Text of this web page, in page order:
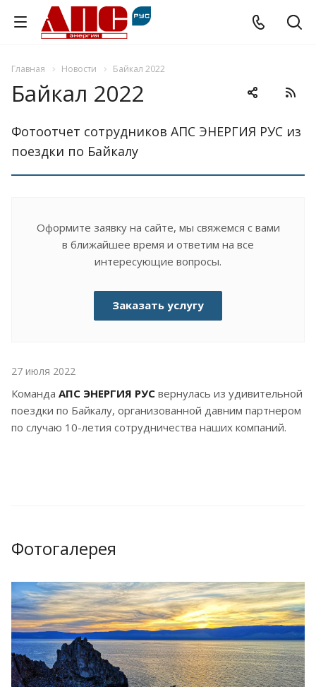
Главная Новости Байкал 2022
Байкал 2022
Фотоотчет сотрудников АПС ЭНЕРГИЯ РУС из
поездки по Байкалу
Оформите заявку на сайте, мы свяжемся с вами
в ближайшее время и ответим на все
интересующие вопросы.
Заказать услугу
27 июля 2022
Команда АПС ЭНЕРГИЯ РУС вернулась из удивительной
поездки по Байкалу, организованной давним партнером
по случаю 10-летия сотрудничества наших компаний.
Фотогалерея